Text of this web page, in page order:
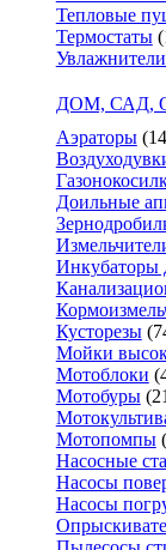
Тепловые
Термостаты
ДОМ, САД,
Аэраторы
Доильные
Инкубаторы
Кусторезы
Мойки
Мотоблоки
Мотобуры
Мотопомпы
Насосные
Насосы
Насосы